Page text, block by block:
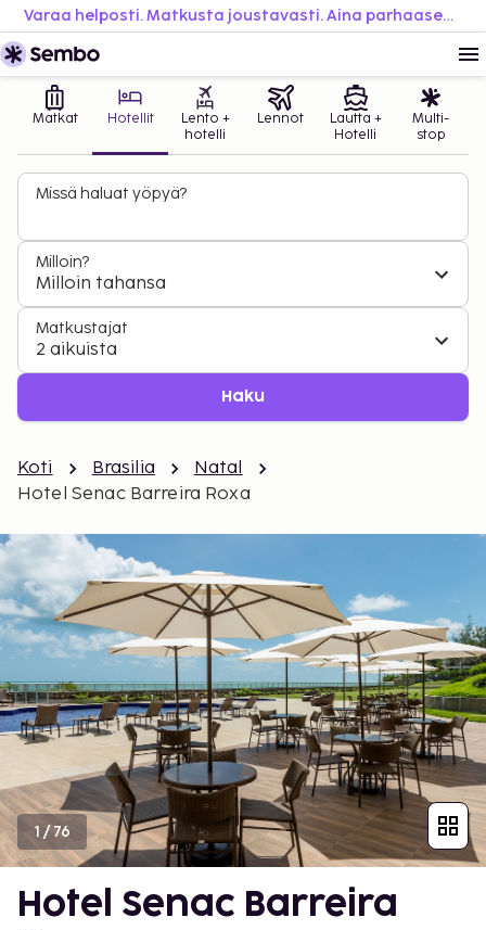
Varaa helposti. Matkusta joustavasti. Aina parhaaseen hintaan.
Matkat Hotellit
Lento +
hotelli
Lennot
Lautta +
Hotelli
Multi-
stop
Missä haluat yöpyä?
Milloin?
Milloin tahansa
Matkustajat
2 aikuista
Haku
Koti Brasilia
Natal
Hotel Senac Barreira Roxa
1 /76
Hotel Senac Barreira